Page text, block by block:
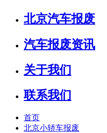
北京汽车报废
汽车报废资讯
关于我们
联系我们
首页
北京小轿车报废